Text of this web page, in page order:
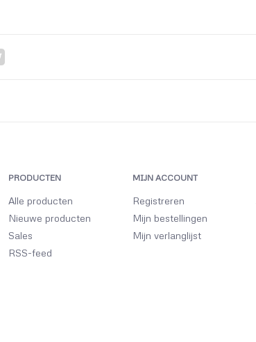
PRODUCTEN
Alle producten
Nieuwe producten
Sales
RSS-feed
MIJN ACCOUNT
Registreren
Mijn bestellingen
Mijn verlanglijst